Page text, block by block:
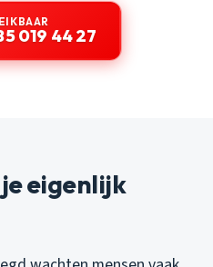
019 44 27
eigenlijk